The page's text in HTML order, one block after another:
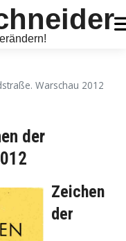
Warschau 2012
der
Zeichen
der